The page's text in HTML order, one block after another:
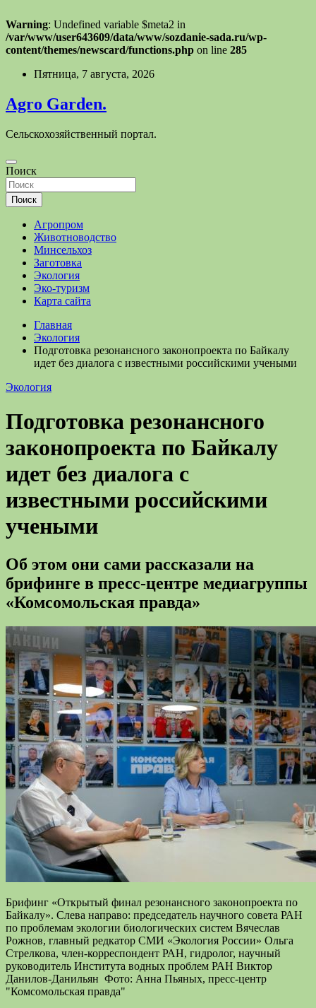
Warning: Undefined variable $meta2 in
/var/www/user643609/data/www/sozdanie-sada.ru/wp-
content/themes/newscard/functions.php on line 285
Перейти
содержимому
Пятница, 7 августа, 2026
Agro Garden.
Сельскохозяйственный портал.
Поиск
Поиск
Агропром
Животноводство
Минсельхоз
Заготовка
Экология
Эко-туризм
Карта сайта
Главная
Экология
Подготовка резонансного законопроекта по Байкалу
идет без диалога с известными российскими учеными
Экология
Подготовка резонансного
законопроекта по Байкалу
идет без диалога с
известными российскими
учеными
Об этом они сами рассказали на
брифинге в пресс-центре медиагруппы
«Комсомольская правда»
Брифинг «Открытый финал резонансного законопроекта по
Байкалу». Слева направо: председатель научного совета РАН
по проблемам экологии биологических систем Вячеслав
Рожнов, главный редкатор СМИ «Экология России» Ольга
Стрелкова, член-корреспондент РАН, гидролог, научный
руководитель Института водных проблем РАН Виктор
Данилов-Данильян Фото: Анна Пьяных, пресс-центр
"Комсомольская правда"